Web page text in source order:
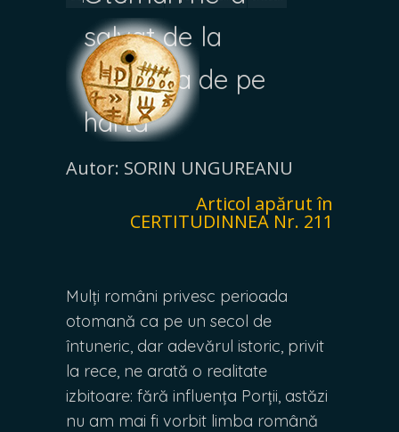
salvat de la
dispariția de pe
hartă
Autor: SORIN UNGUREANU
Articol apărut în
CERTITUDINNEA Nr. 211
Mulți români privesc perioada
otomană ca pe un secol de
întuneric, dar adevărul istoric, privit
la rece, ne arată o realitate
izbitoare: fără influența Porții, astăzi
nu am mai fi vorbit limba română